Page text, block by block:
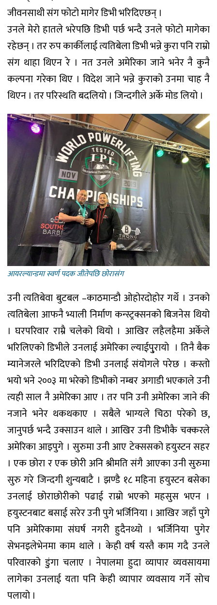
जीवनसाथी संग फोटो मागेर डिभी भरिदिएछन् ।
उनले मेरो हातले भरेपछि डिभी पर्छ भन्दै उनले फोटो मागेका
रहेछन् । तर रुप कार्कीलाई त्यतिबेला डिभी भन्ने कुरा पनि राम्रो
संग थाहा थिएन रे । नत उनले अमेरिका जाने भनेर नै कुनै
कल्पना गरेका थिए । विदेश जाने भन्ने कुराको उनमा चाह नै
थिएन । तर परिस्थति बदलियो । जिन्दगीले अर्के मोड लियो ।
आयरल्यान्डमा स्वर्ण पदक जीतेपछि छाेरासंग
उनी त्यतिबेवा बुटबल –काठमान्डौ ओहोरदोहोर गर्थे । उनको
त्यतिबेला आफनै भ्याली निर्माण कन्स्ट्रक्सनको बिजनेस थियो
। घरपरिवार राम्रै चलेको थियो । आखिर लहैलहैमा अर्केले
भरिलिएको डिभीले उनलाई अमेरिका ल्याईपु्रायाे । तिनै बैक
म्यानेजरले भरिदिएको डिभी उनलाई संयोगले परेछ । कस्तो
भयो भने २००३ मा भरेको डिभीकाे नम्बर अगाडी भएकाले उनी
त्यही साल नै अमेरिका आए । तर पनि उनी अमेरिका जाने की
नजाने भनेर थकथकाए । सबैले भाग्यले चिठा परेको छ,
जानुपर्छ भन्दै उक्साउन थाले । आखिर उनी डिभीकै चक्करले
अमेरिका आइपुगे । सुरुमा उनी आए टेक्ससको हयुस्टन सहर
। एक छोरा र एक छोरी अनि श्रीमति संगै आएका उनी सुरुमा
सुरु गरे जिन्दगी शुन्यबाटै । झण्डै १८ महिना हयुस्टन बसेका
उनलाई छोराछोरीको पढाई राम्रो भएको महसुस भएन ।
हयुस्टनबाट बसाई सरेर उनी पुगे भर्जिनिया । आखिर जहाँ पुगे
पनि अमेरिकामा संघर्ष नगरी हुदैनथ्यो । भर्जिनिया पुगेर
सेभनइलेभेनमा काम थाले । केही वर्ष यस्तै काम गदै उनले
परिवारको डुंगा चलाए । नेपालमा हुदा व्यापार व्यवसायमा
लागेका उनलाई यता पनि केही व्यापार व्यवसाय गर्ने सोच
पलायो ।